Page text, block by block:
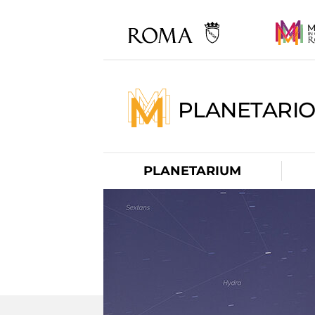
PLANETARIO
PLANETARIUM